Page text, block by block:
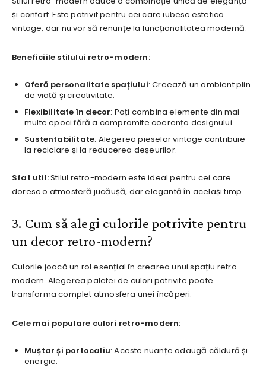
și confort. Este potrivit pentru cei care iubesc estetica
vintage, dar nu vor să renunțe la funcționalitatea modernă.
Beneficiile stilului retro-modern:
Oferă personalitate spațiului: Creează un ambient plin
de viață și creativitate.
Flexibilitate în decor: Poți combina elemente din mai
multe epoci fără a compromite coerența designului.
Sustentabilitate: Alegerea pieselor vintage contribuie
la reciclare și la reducerea deșeurilor.
Sfat util:Stilul retro-modern este ideal pentru cei care
doresc o atmosferă jucăușă, dar elegantă în același timp.
3. Cum să alegi culorile potrivite pentru
un decor retro-modern?
Culorile joacă un rol esențial în crearea unui spațiu retro-
modern. Alegerea paletei de culori potrivite poate
transforma complet atmosfera unei încăperi.
Cele mai populare culori retro-modern:
Muștar și portocaliu: Aceste nuanțe adaugă căldură și
energie.